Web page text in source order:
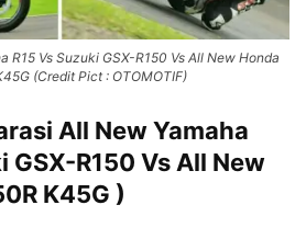
R15 Vs Suzuki GSX-R150 Vs All New Honda
(Credit Pict : OTOMOTIF)
All New Yamaha
GSX-R150 Vs All New
K45G )